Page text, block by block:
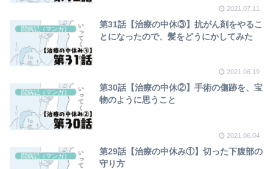
2021.07.11
闘病記（マンガ）
第31話【治療の中休③】抗がん剤をやるこ
とになったので、髪をどうにかしてみた
2021.06.19
闘病記（マンガ）
第30話【治療の中休②】手術の傷跡を、宝
物のように思うこと
2021.06.04
闘病記（マンガ）
第29話【治療の中休み①】切った下腹部の
守り方